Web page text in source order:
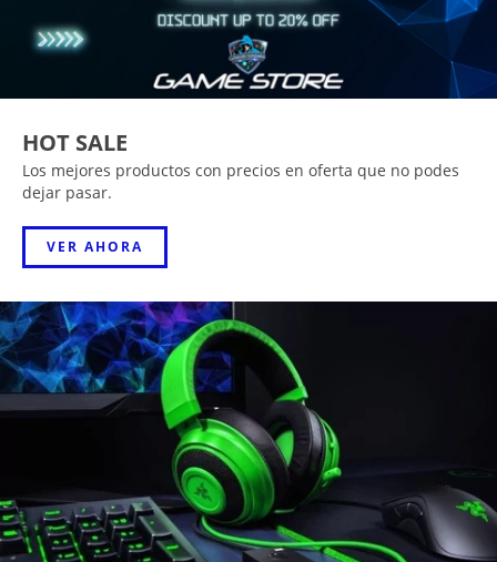
HOT SALE
Los mejores productos con precios en oferta que no podes
dejar pasar.
VER AHORA